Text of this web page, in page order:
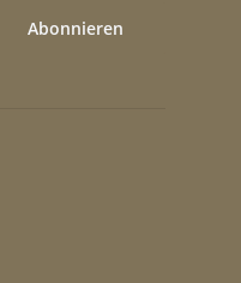
Abonnieren